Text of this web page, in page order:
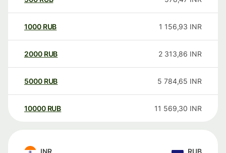
1000 RUB 1 156,93 INR
2000 RUB 2 313,86 INR
5000 RUB 5 784,65 INR
10000 RUB 11 569,30 INR